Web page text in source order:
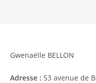
Gwenaëlle BELLON
Adresse : 53 avenue de